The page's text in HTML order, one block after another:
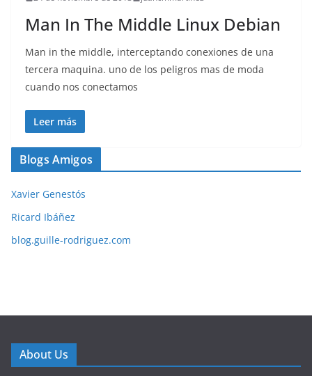
Man In The Middle Linux Debian
Man in the middle, interceptando conexiones de una
tercera maquina. uno de los peligros mas de moda
cuando nos conectamos
Leer más
Blogs Amigos
Xavier Genestós
Ricard Ibáñez
blog.guille-rodriguez.com
About Us